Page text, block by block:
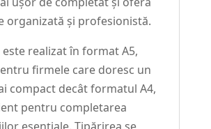
organizată și profesionistă.
realizat în format A5,
firmele care doresc un
compact decât formatul A4,
pentru completarea